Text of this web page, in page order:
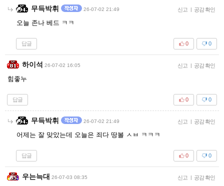
무득박휘 26-07-02 21:49 신고 | 공감 확인
오늘 존나 베드 ㅋㅋ
답글 0
0
하이석 26-07-02 16:05 신고 | 공감 확인
힘좋누
답글 0
0
무득박휘 26-07-02 21:49 신고 | 공감 확인
어제는 잘 맞았는데 오늘은 죄다 땅볼 ㅅㅂ ㅋㅋㅋ
답글 0
0
우는늑대 26-07-03 08:35 신고 | 공감 확인